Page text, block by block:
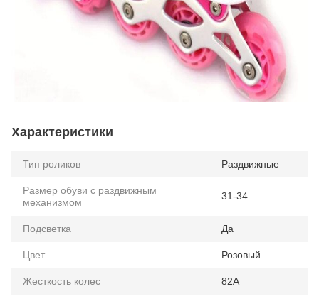
Характеристики
Тип роликов Раздвижные
Размер обуви с раздвижным
механизмом
31-34
Подсветка Да
Цвет Розовый
Жесткость колес 82А